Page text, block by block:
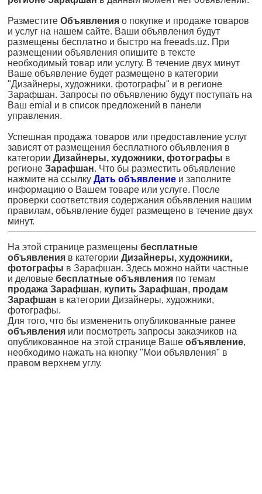
Разместите Объявления о покупке и продаже товаров
и услуг на нашем сайте. Ваши объявления будут
размещены бесплатно и быстро на freeads.uz. При
размещении объявления опишите в тексте
необходимый товар или услугу. В течение двух минут
Ваше объявление будет размещено в категории
"Дизайнеры, художники, фотографы" и в регионе
Зарафшан. Запросы по объявлению будут поступать на
Ваш emial и в список предложений в панели
управления.
Успешная продажа товаров или предоставление услуг
зависят от размещения бесплатного объявления в
категории Дизайнеры, художники, фотографы в
регионе Зарафшан. Что бы разместить объявление
нажмите на ссылку Дать объявление и заполните
информацию о Вашем товаре или услуге. После
проверки соответствия содержания объявления нашим
правилам, объявление будет размещено в течение двух
минут.
На этой странице размещены бесплатные
объявления в категории Дизайнеры, художники,
фотографы в Зарафшан. Здесь можно найти частные
и деловые бесплатные объявления по темам
продажа Зарафшан, купить Зарафшан, продам
Зарафшан в категории Дизайнеры, художники,
фотографы.
Для того, что бы измененить опубликованные ранее
объявления или посмотреть запросы заказчиков на
опубликованное на этой странице Ваше объявление,
необходимо нажать на кнопку "Мои объявления" в
правом верхнем углу.